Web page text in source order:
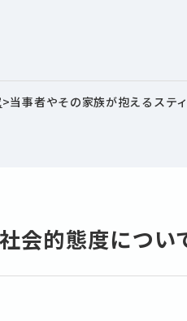
>当事者やその家族が抱えるステ
会的態度につい